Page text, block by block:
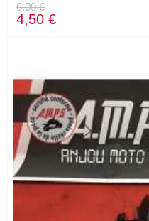
6,00 €
4,50 €